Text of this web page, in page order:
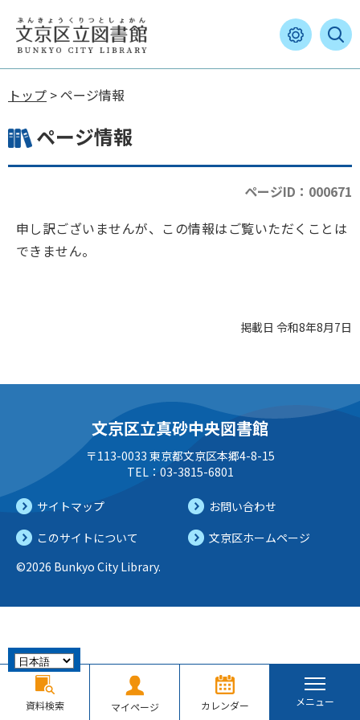
トップ > ページ情報
ページ情報
ページID：000671
申し訳ございませんが、この情報はご覧いただくことは
できません。
掲載日 令和8年8月7日
文京区立真砂中央図書館
〒113-0033 東京都文京区本郷4-8-15
TEL：03-3815-6801
サイトマップ
お問い合わせ
このサイトについて
文京区ホームページ
©2026 Bunkyo City Library.
資料検索 マイページ カレンダー メニュー